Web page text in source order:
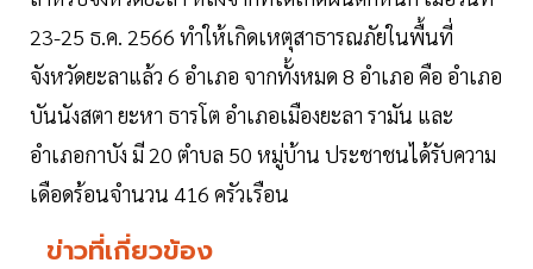
23-25 ธ.ค. 2566 ทำให้เกิดเหตุสาธารณภัยในพื้นที่
จังหวัดยะลาแล้ว 6 อำเภอ จากทั้งหมด 8 อำเภอ คือ อำเภอ
บันนังสตา ยะหา ธารโต อำเภอเมืองยะลา รามัน และ
อำเภอกาบัง มี 20 ตำบล 50 หมู่บ้าน ประชาชนได้รับความ
เดือดร้อนจำนวน 416 ครัวเรือน
ข่าวที่เกี่ยวข้อง